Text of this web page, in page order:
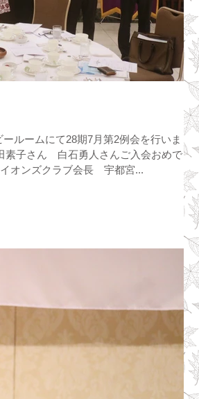
ルームにて28期7月第2例会を行いまし
素子さん 白石勇人さんご入会おめでと
オンズクラブ会長 宇都宮...